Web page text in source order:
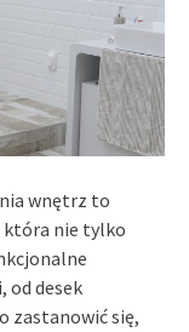
wnętrz to
która nie tylko
od desek
zastanowić się,